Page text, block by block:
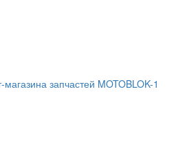
запчастей MOTOBLOK-1